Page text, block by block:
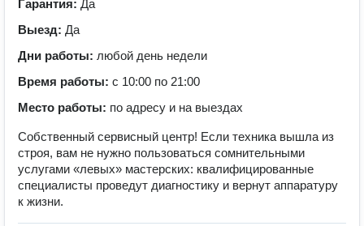
Гарантия: Да
Выезд: Да
Дни работы: любой день недели
Время работы: с 10:00 по 21:00
Место работы: по адресу и на выездах
Собственный сервисный центр! Если техника вышла из
строя, вам не нужно пользоваться сомнительными
услугами «левых» мастерских: квалифицированные
специалисты проведут диагностику и вернут аппаратуру
к жизни.